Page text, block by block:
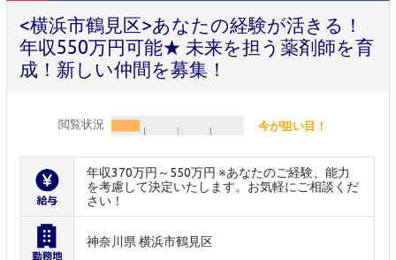
<横浜市鶴見区>あなたの経験が活きる！
年収550万円可能★ 未来を担う薬剤師を育
成！新しい仲間を募集！
閲覧状況 今が狙い目！
年収370万円～550万円 ※あなたのご経験、能力
を考慮して決定いたします。お気軽にご相談くだ
さい！
神奈川県 横浜市鶴見区